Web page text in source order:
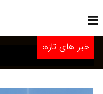
خبر های تازه: